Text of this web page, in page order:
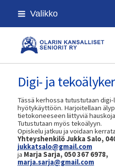
Siirry
sivun
Valikko
Olarin
Digi- ja
Tässä kerhossa tutustutaan
hyötykäyttöön. Harjoitellaan
tietokoneeseen liittyviä
Tutustutaan myös tekoälyyn.
Opiskelu jatkuu ja voidaan
Yhteyshenkilö Jukka Salo,
jukkatsalo@gmail.com
ja Marja Sarja, 050 367 6978,
marja.sarja@gmail.com